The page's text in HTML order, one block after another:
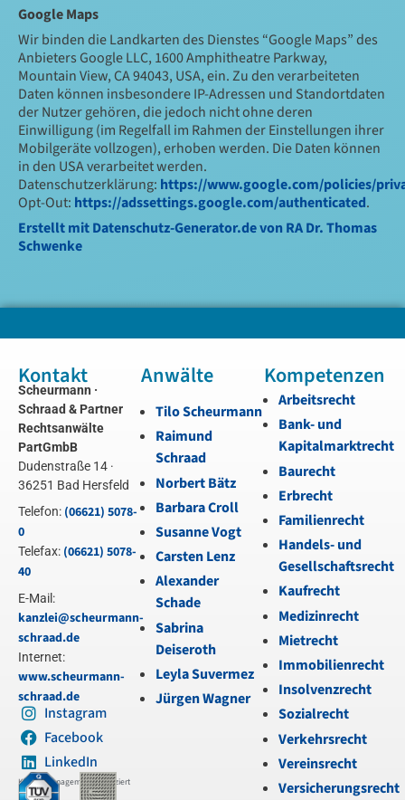
Google Maps
Wir binden die Landkarten des Dienstes “Google Maps” des
Anbieters Google LLC, 1600 Amphitheatre Parkway,
Mountain View, CA 94043, USA, ein. Zu den verarbeiteten
Daten können insbesondere IP-Adressen und Standortdaten
der Nutzer gehören, die jedoch nicht ohne deren
Einwilligung (im Regelfall im Rahmen der Einstellungen ihrer
Mobilgeräte vollzogen), erhoben werden. Die Daten können
in den USA verarbeitet werden.
Datenschutzerklärung: https://www.google.com/policies/
Opt-Out: https://adssettings.google.com/authenticated.
Erstellt mit Datenschutz-Generator.de von RA Dr. Thomas
Schwenke
Kontakt
Scheurmann ·
Schraad & Partner
Rechtsanwälte
PartGmbB
Dudenstraße 14 ·
36251 Bad Hersfeld
Telefon: (06621) 5078-
0
Telefax: (06621) 5078-
40
E-Mail:
kanzlei@scheurmann-
schraad.de
Internet:
www.scheurmann-
schraad.de
Instagram
Facebook
LinkedIn
Kanzleimanagement zertifiziert
Anwälte
Tilo Scheurmann
Raimund
Schraad
Norbert Bätz
Barbara Croll
Susanne Vogt
Carsten Lenz
Alexander
Schade
Sabrina
Deiseroth
Leyla Suvermez
Jürgen Wagner
Kompetenzen
Arbeitsrecht
Bank- und
Kapitalmarktrecht
Baurecht
Erbrecht
Familienrecht
Handels- und
Gesellschaftsrecht
Kaufrecht
Medizinrecht
Mietrecht
Immobilienrecht
Insolvenzrecht
Sozialrecht
Verkehrsrecht
Vereinsrecht
Versicherungsrecht